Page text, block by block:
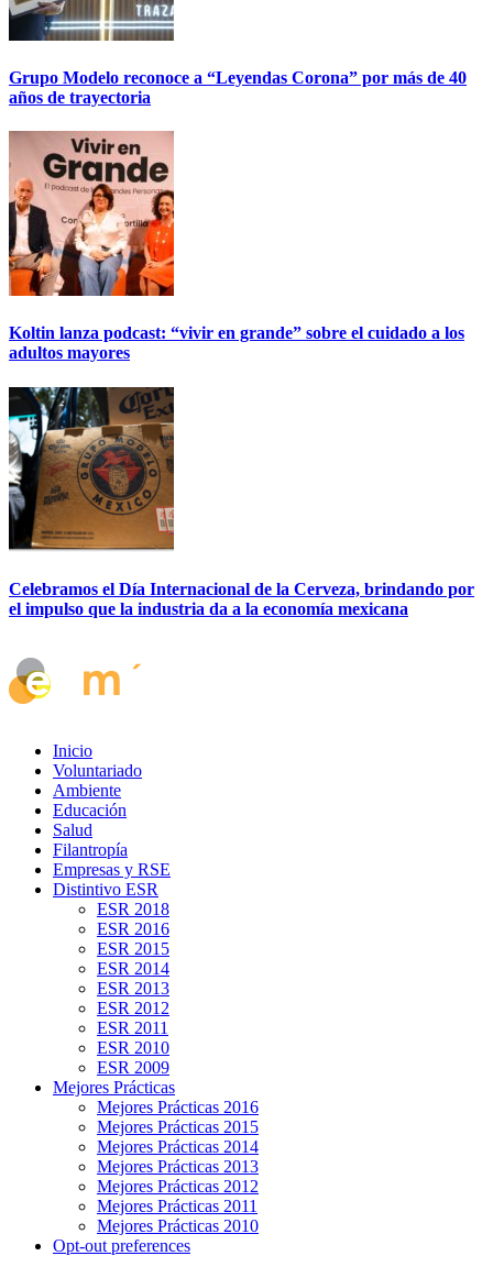
Grupo Modelo reconoce a “Leyendas Corona” por más de 40
años de trayectoria
Koltin lanza podcast: “vivir en grande” sobre el cuidado a los
adultos mayores
Celebramos el Día Internacional de la Cerveza, brindando por
el impulso que la industria da a la economía mexicana
Inicio
Voluntariado
Ambiente
Educación
Salud
Filantropía
Empresas y RSE
Distintivo ESR
ESR 2018
ESR 2016
ESR 2015
ESR 2014
ESR 2013
ESR 2012
ESR 2011
ESR 2010
ESR 2009
Mejores Prácticas
Mejores Prácticas 2016
Mejores Prácticas 2015
Mejores Prácticas 2014
Mejores Prácticas 2013
Mejores Prácticas 2012
Mejores Prácticas 2011
Mejores Prácticas 2010
Opt-out preferences